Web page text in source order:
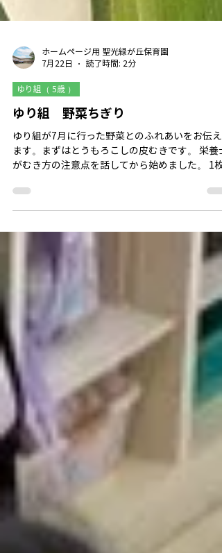
ホームページ用 聖光緑が丘保育園
ゆり組 野菜ちぎり
ます。まずはとうもろこしの皮むきです。 栄養士
所が見えてきたよ！」と子ども達の声が聞こえま
す。 最後の軸を折るのに力がいります。1人で折
る子もいれば職員と力を合わせて折る姿がありま
した。2本、3本と進める度にどんどん皮むきが上
こしは蒸しておやつで提供しました。 みんな「お
いしい、おいしい！」と食べていました。 ガブっ
とかぶりつく子と一粒ずつ食べる子に分かれてい
る姿が印象的でした。 次はパプリカちぎりです。
栄養士がパプリカについて話をしてからちぎり始
めます。「小さいお友達も食べられる大きさにし
てね。」と伝えると「このくらい？、この大きさ
なら食べられる？」とちぎりながら子ども達で相
談する姿がありました。 サラダに入れてみんなで
食べました。野菜が苦手な子も自分がちぎったパ
プリカだからと頑張って食べている姿がありまし
た。 これから本格的な暑さがやってきます。とう